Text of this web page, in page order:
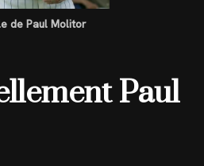
de Paul Molitor
Paul